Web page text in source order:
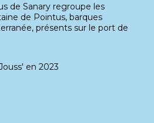
de Sanary regroupe les
de Pointus, barques
présents sur le port de
en 2023